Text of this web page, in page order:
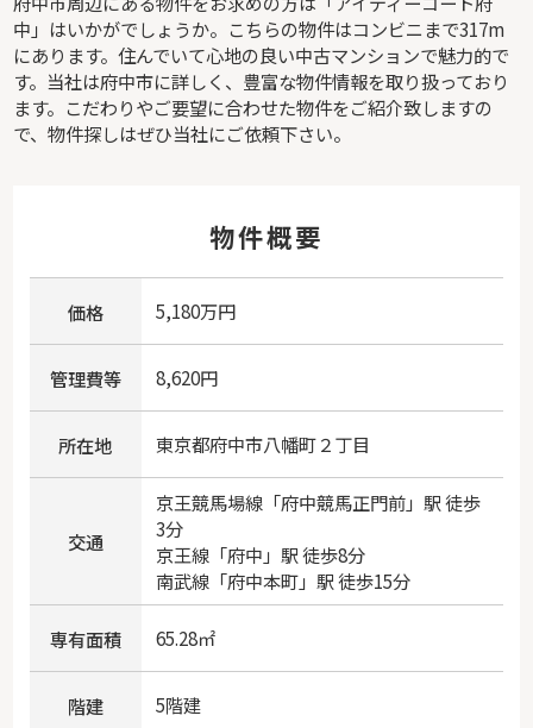
中」はいかがでしょうか。こちらの物件はコンビニまで317m
にあります。住んでいて心地の良い中古マンションで魅力的で
す。当社は府中市に詳しく、豊富な物件情報を取り扱っており
ます。こだわりやご要望に合わせた物件をご紹介致しますの
で、物件探しはぜひ当社にご依頼下さい。
物件概要
価格 5,180万円
管理費等 8,620円
所在地 東京都府中市八幡町２丁目
交通
京王競馬場線「府中競馬正門前」駅 徒歩
3分
京王線「府中 」駅 徒歩8分
南武線「府中本町」駅 徒歩15分
専有面積 65.28㎡
階建 5階建